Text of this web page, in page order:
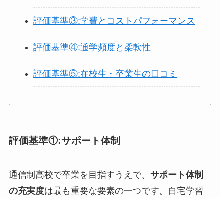
評価基準③:学費とコストパフォーマンス
評価基準④:通学頻度と柔軟性
評価基準⑤:在校生・卒業生の口コミ
評価基準①:サポート体制
通信制高校で卒業を目指すうえで、 サポート体制
の充実度は最も重要な要素の一つです。自宅学習